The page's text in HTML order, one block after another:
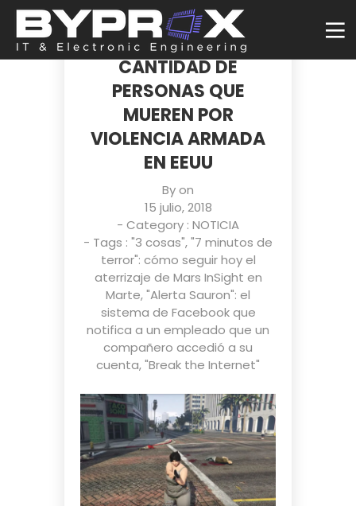
UN STREAMING DE
GTA V MUESTRA LA
CANTIDAD DE
PERSONAS QUE
MUEREN POR
VIOLENCIA ARMADA
EN EEUU
By on
15 julio, 2018
- Category : NOTICIA
- Tags : "3 cosas","7 minutos de
terror": cómo seguir hoy el
aterrizaje de Mars InSight en
Marte,"Alerta Sauron": el
sistema de Facebook que
notifica a un empleado que un
compañero accedió a su
cuenta,"Break the Internet"